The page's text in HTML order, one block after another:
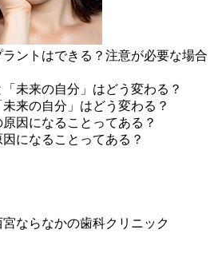
ントはできる？注意が必要な場合
来の自分」はどう変わる？
になることってある？